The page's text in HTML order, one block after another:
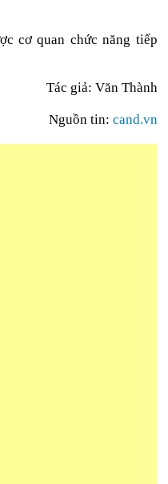
cơ quan chức năng tiếp
Tác giả: Văn Thành
Nguồn tin: cand.vn